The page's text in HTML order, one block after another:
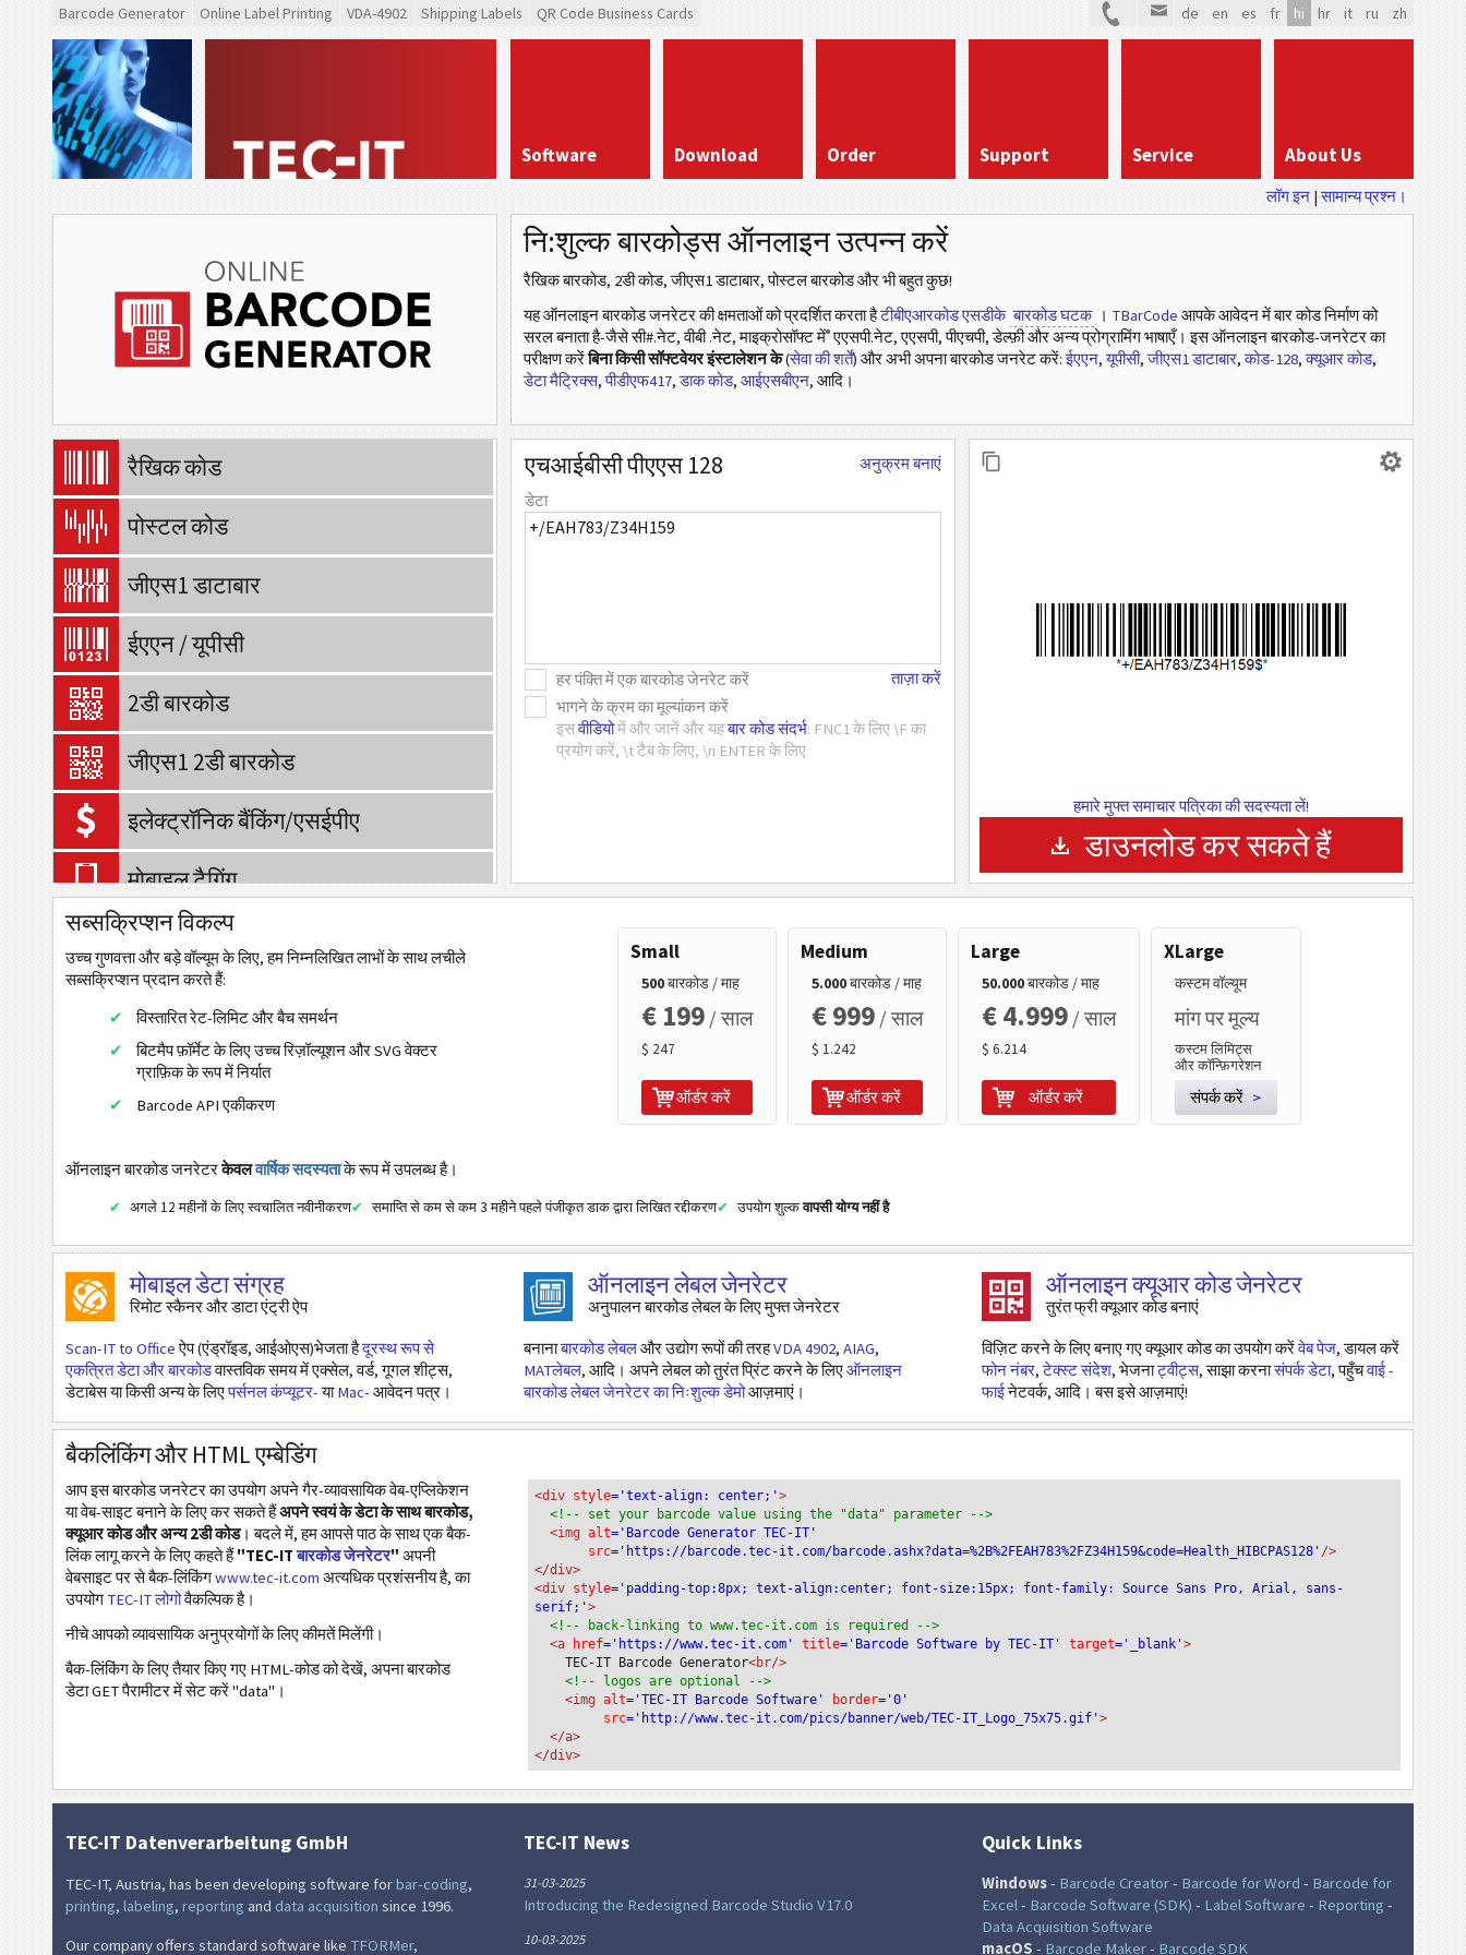
Barcode Generator Online Label Printing VDA-4902 Shipping Labels QR Code Business Cards de en es fr hi hr it ru zh
Software Download Order Support Service About Us
लॉग इन |सामान्य प्रश्न।
नि:शुल्क बारकोड्स ऑनलाइन उत्पन्न करें
रैखिक बारकोड, 2डी कोड, जीएस1 डाटाबार, पोस्टल बारकोड और भी बहुत कुछ!
यह ऑनलाइन बारकोड जनरेटर की क्षमताओं को प्रदर्शित करता हैटीबीएआरकोड एसडीके बारकोड घटक । TBarCode आपके आवेदन में बार कोड निर्माण को
सरल बनाता है-जैसे सी#.नेट, वीबी .नेट, माइक्रोसॉफ्ट में®एएसपी.नेट, एएसपी, पीएचपी, डेल्फ़ी और अन्य प्रोग्रामिंग भाषाएँ। इस ऑनलाइन बारकोड-जनरेटर का
परीक्षण करेंबिना किसी सॉफ्टवेयर इंस्टालेशन के(सेवा की शर्तें) और अभी अपना बारकोड जनरेट करें:ईएएन,यूपीसी,जीएस1 डाटाबार,कोड-128,क्यूआर कोड,
डेटा मैट्रिक्स,पीडीएफ417,डाक कोड, आईएसबीएन, आदि।
रैखिक कोड
पोस्टल कोड
जीएस1 डाटाबार
ईएएन / यूपीसी
2डी बारकोड
जीएस1 2डी बारकोड
इलेक्ट्रॉनिक बैंकिंग/एसईपीए
मोबाइल टैगिंग
स्वास्थ्य सेवा
कोड32
मिलान चिह्न
एचआईबीसी एलआईसी 128
एचआईबीसी एलआईसी 39
एचआईबीसी एलआईसी कोडाब्लॉक-एफ
एचआईबीसी एलआईसी डाटा मैट्रिक्स
एचआईबीसी एलआईसी पीडीएफ417
एचआईबीसी एलआईसी क्यूआर कोड
एचआईबीसी पीएएस 128
एचआईबीसी पास 39
एचआईबीसी पास एज़्टेक
एचआईबीसी पीएएस कोडाब्लॉक-एफ
एचआईबीसी पीएएस डेटा मैट्रिक्स
एचआईबीसी पीएएस माइक्रो पीडीएफ417
एचआईबीसी पास पीडीएफ417
एचआईबीसी पीएएस क्यूआर कोड
एनटीआईएन (डेटा मैट्रिक्स)
फार्माकोड वन ट्रैक
बिजनेस कार्ड
अनुक्रम बनाएं
एचआईबीसी पीएएस 128
डेटा
हर पंक्ति में एक बारकोड जेनरेट करें
भागने के क्रम का मूल्यांकन करें
इसवीडियोमें और जानें और यहबार कोड संदर्भ: FNC1 के लिए \F का
प्रयोग करें, \t टैब के लिए, \n ENTER के लिए
ताज़ा करें
हमारे मुफ्त समाचार पत्रिका की सदस्यता लें!
डाउनलोड कर सकते हैं
सब्सक्रिप्शन विकल्प
उच्च गुणवत्ता और बड़े वॉल्यूम के लिए, हम निम्नलिखित लाभों के साथ लचीले
सब्सक्रिप्शन प्रदान करते हैं:
विस्तारित रेट-लिमिट और बैच समर्थन
बिटमैप फ़ॉर्मेट के लिए उच्च रिज़ॉल्यूशन और SVG वेक्टर
ग्राफ़िक के रूप में निर्यात
Barcode API एकीकरण
Small
500बारकोड / माह
€ 199/ साल
$ 247
ऑर्डर करें
Medium
5.000बारकोड / माह
€ 999/ साल
$ 1.242
ऑर्डर करें
Large
50.000बारकोड / माह
€ 4.999/ साल
$ 6.214
ऑर्डर करें
XLarge
कस्टम वॉल्यूम
मांग पर मूल्य
कस्टम लिमिट्स
और कॉन्फ़िगरेशन
संपर्क करें >
ऑनलाइन बारकोड जनरेटरकेवलवार्षिक सदस्यताके रूप में उपलब्ध है।
अगले 12 महीनों के लिए स्वचालित नवीनीकरण समाप्ति से कम से कम 3 महीने पहले पंजीकृत डाक द्वारा लिखित रद्दीकरण उपयोग शुल्कवापसी योग्य नहीं है
मोबाइल डेटा संग्रह
रिमोट स्कैनर और डाटा एंट्री ऐप
Scan-IT to Officeऐप (एंड्रॉइड, आईओएस)भेजता हैदूरस्थ रूप से
एकत्रित डेटा और बारकोडवास्तविक समय में एक्सेल, वर्ड, गूगल शीट्स,
डेटाबेस या किसी अन्य के लिएपर्सनल कंप्यूटर-याMac- आवेदन पत्र।
ऑनलाइन लेबल जेनरेटर
अनुपालन बारकोड लेबल के लिए मुफ्त जेनरेटर
बनानाबारकोड लेबलऔर उद्योग रूपों की तरहVDA 4902, AIAG,
MATलेबल, आदि। अपने लेबल को तुरंत प्रिंट करने के लिएऑनलाइन
बारकोड लेबल जेनरेटर का निःशुल्क डेमोआज़माएं।
ऑनलाइन क्यूआर कोड जेनरेटर
तुरंत फ्री क्यूआर कोड बनाएं
विज़िट करने के लिए बनाए गए क्यूआर कोड का उपयोग करेंवेब पेज, डायल करें
फोन नंबर,टेक्स्ट संदेश, भेजनाट्वीट्स, साझा करनासंपर्क डेटा, पहुँचवाई -
फाईनेटवर्क, आदि। बस इसे आज़माएं!
बैकलिंकिंग और HTML एम्बेडिंग
आप इस बारकोड जनरेटर का उपयोग अपने गैर-व्यावसायिक वेब-एप्लिकेशन
या वेब-साइट बनाने के लिए कर सकते हैंअपने स्वयं के डेटा के साथ बारकोड,
क्यूआर कोड और अन्य 2डी कोड। बदले में, हम आपसे पाठ के साथ एक बैक-
लिंक लागू करने के लिए कहते हैं"TEC-ITबारकोड जेनरेटर" अपनी
वेबसाइट पर से बैक-लिंकिंगwww.tec-it.com अत्यधिक प्रशंसनीय है, का
उपयोगTEC-IT लोगोवैकल्पिक है।
नीचे आपको व्यावसायिक अनुप्रयोगों के लिए कीमतें मिलेंगी।
बैक-लिंकिंग के लिए तैयार किए गए HTML-कोड को देखें, अपना बारकोड
डेटा GET पैरामीटर में सेट करें "data"।
<div style='text-align: center;'>
<!-- set your barcode value using the "data" parameter -->
<img alt='Barcode Generator TEC-IT'
src='https://barcode.tec-it.com/barcode.ashx?data=%2B%2FEAH783%2FZ34H159&code=Health_HIBCPAS128' />
</div>
<div style='padding-top:8px; text-align:center; font-size:15px; font-family: Source Sans Pro, Arial, sans-
serif;'>
<!-- back-linking to www.tec-it.com is required -->
<a
href='https://www.tec-it.com' title='Barcode Software by TEC-IT' target='_blank'>
TEC-IT Barcode Generator<br/>
<!-- logos are optional -->
<img alt='TEC-IT Barcode Software' border='0'
src='http://www.tec-it.com/pics/banner/web/TEC-IT_Logo_75x75.gif'>
</a>
</div>
TEC-IT Datenverarbeitung GmbH
TEC-IT, Austria, has been developing software forbar-coding,
printing, labeling, reporting and data acquisition since 1996.
Our company offers standard software like TFORMer,
TEC-IT News
31-03-2025
Introducing the Redesigned Barcode Studio V17.0
10-03-2025
Quick Links
Windows- Barcode Creator- Barcode for Word - Barcode for
Excel- Barcode Software (SDK) - Label Software - Reporting -
Data Acquisition Software
macOS - Barcode Maker- Barcode SDK